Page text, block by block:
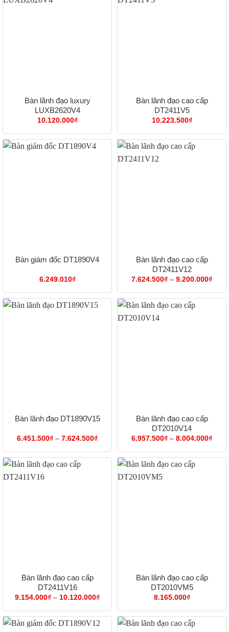
Bàn lãnh đạo luxury
LUXB2620V4
10.120.000₫
Bàn lãnh đạo cao cấp
DT2411V5
10.223.500₫
Bàn giám đốc DT1890V4
6.249.010₫
Bàn lãnh đạo cao cấp
DT2411V12
7.624.500₫ – 9.200.000₫
từ
Bàn lãnh đạo DT1890V15
6.451.500₫ – 7.624.500₫Khoảng
từ
6.451.500₫
Bàn lãnh đạo cao cấp
DT2010V14
6.957.500₫ – 8.004.000₫
từ
Bàn lãnh đạo cao cấp
DT2411V16
9.154.000₫ – 10.120.000₫Khoảng
từ
9.154.000₫
đến
Bàn lãnh đạo cao cấp
DT2010VM5
8.165.000₫